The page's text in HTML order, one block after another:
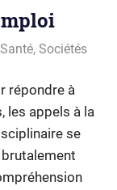
Santé, Sociétés
répondre à
les appels à la
se